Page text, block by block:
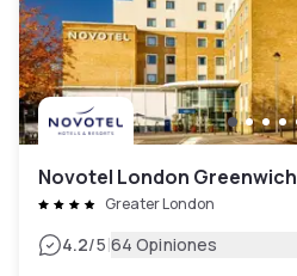
Novotel London Greenwich
Greater London
4.2/5|64 Opiniones